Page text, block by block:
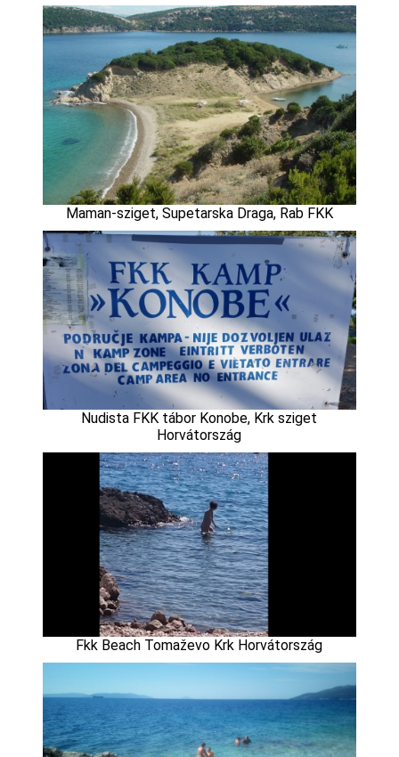
Maman-sziget, Supetarska Draga, Rab FKK
Nudista FKK tábor Konobe, Krk sziget
Horvátország
Fkk Beach Tomaževo Krk Horvátország